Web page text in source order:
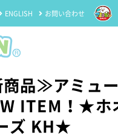
ENGLISH お問い合わせ
品≫アミュ
ITEM！★ホ
ズ KH★